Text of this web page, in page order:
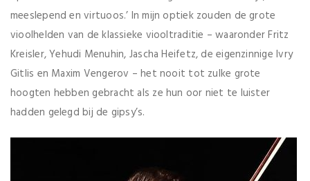
meeslepend en virtuoos.’ In mijn optiek zouden de grote
vioolhelden van de klassieke viooltraditie – waaronder Fritz
Kreisler, Yehudi Menuhin, Jascha Heifetz, de eigenzinnige Ivry
Gitlis en Maxim Vengerov – het nooit tot zulke grote
hoogten hebben gebracht als ze hun oor niet te luister
hadden gelegd bij de gipsy’s.